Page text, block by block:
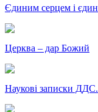
Єдиним серцем і
Церква – дар Божий
Наукові записки